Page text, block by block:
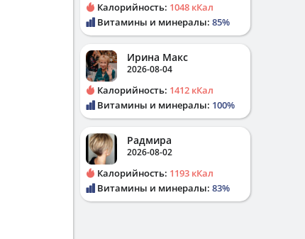
Калорийность: 1048 кКал
Витамины и минералы: 85%
Ирина Макс
2026-08-04
Калорийность: 1412 кКал
Витамины и минералы: 100%
Радмира
2026-08-02
Калорийность: 1193 кКал
Витамины и минералы: 83%